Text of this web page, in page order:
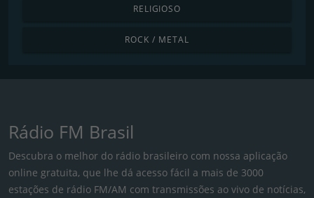
RELIGIOSO
ROCK / METAL
Rádio FM Brasil
Descubra o melhor do rádio brasileiro com nossa aplicação
online gratuita, que lhe dá acesso fácil a mais de 3000
estações de rádio FM/AM com transmissões ao vivo de notícias,